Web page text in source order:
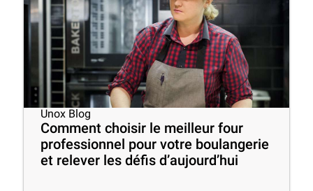
Unox Blog
Comment choisir le meilleur four
professionnel pour votre boulangerie
et relever les défis d’aujourd’hui